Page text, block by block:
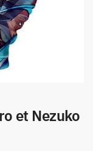
et Nezuko